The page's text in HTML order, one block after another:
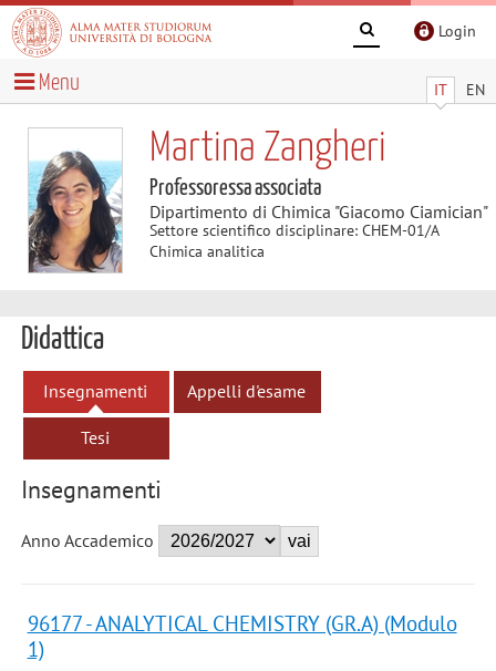
Login
IT EN
Menu
Martina Zangheri
Professoressa associata
Dipartimento di Chimica "Giacomo Ciamician"
Settore scientifico disciplinare: CHEM-01/A
Chimica analitica
Didattica
Insegnamenti Appelli d'esame
Tesi
Insegnamenti
Anno Accademico
96177 - ANALYTICAL CHEMISTRY (GR.A) (Modulo
1)